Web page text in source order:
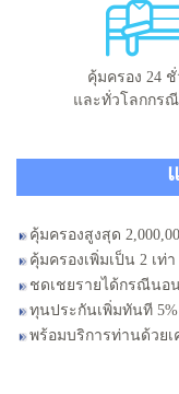
คุ้มครอง 24 ชั่
และทั่วโลกกร
คุ้มครองสูงสุด
คุ้มครองเพิ่มเป็น 2 เ
ชดเชยรายได้กรณีนอ
ทุนประกันเพิ่มทันที
พร้อมบริการท่านด้วย